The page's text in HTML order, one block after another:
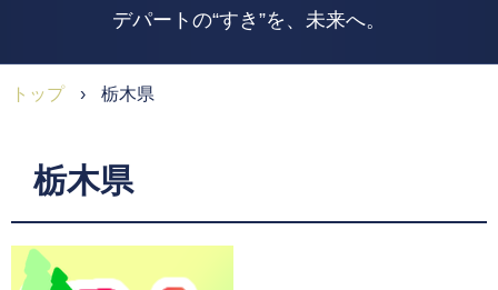
デパートの“すき”を、未来へ。
トップ › 栃木県
栃木県